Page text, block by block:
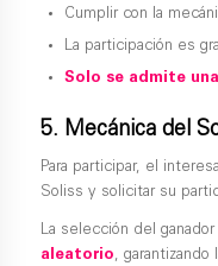
Cumplir con la
La participación es
Solo se admite
5. Mecánica del
Para participar, el
Soliss y solicitar su
La selección del
aleatorio, garantizando